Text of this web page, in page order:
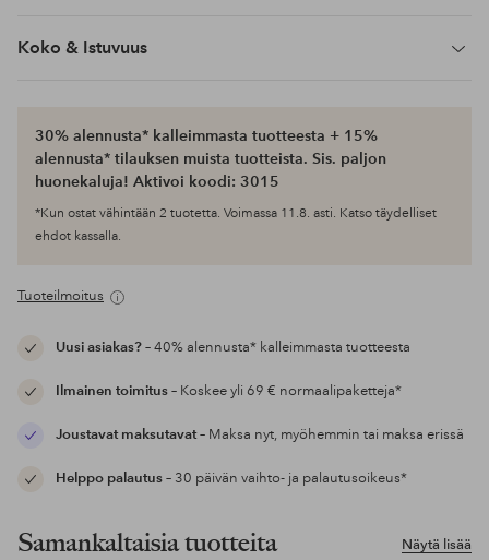
Koko & Istuvuus
30% alennusta* kalleimmasta tuotteesta + 15%
alennusta* tilauksen muista tuotteista. Sis. paljon
huonekaluja! Aktivoi koodi: 3015
*Kun ostat vähintään 2 tuotetta. Voimassa 11.8. asti. Katso täydelliset
ehdot kassalla.
Tuoteilmoitus
Uusi asiakas?– 40% alennusta* kalleimmasta tuotteesta
Ilmainen toimitus– Koskee yli 69 € normaalipaketteja*
Joustavat maksutavat– Maksa nyt, myöhemmin tai maksa erissä
Helppo palautus– 30 päivän vaihto- ja palautusoikeus*
Näytä lisää
Samankaltaisia tuotteita